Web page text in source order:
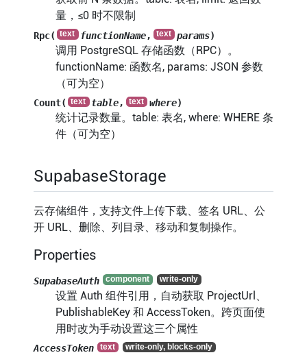
量，≤0 时不限制
Rpc( functionName, params)
调用 PostgreSQL 存储函数（RPC）。
functionName: 函数名, params: JSON 参数
（可为空）
Count( table, where)
统计记录数量。table: 表名, where: WHERE 条
件（可为空）
SupabaseStorage
云存储组件，支持文件上传下载、签名 URL、公
开 URL、删除、列目录、移动和复制操作。
Properties
SupabaseAuth
设置 Auth 组件引用，自动获取 ProjectUrl、
PublishableKey 和 AccessToken。跨页面使
用时改为手动设置这三个属性
AccessToken